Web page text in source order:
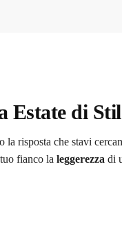
Estate di
la risposta che stavi
fianco la leggerezza di